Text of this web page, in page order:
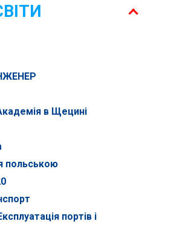
в Щецині
польською
портів і